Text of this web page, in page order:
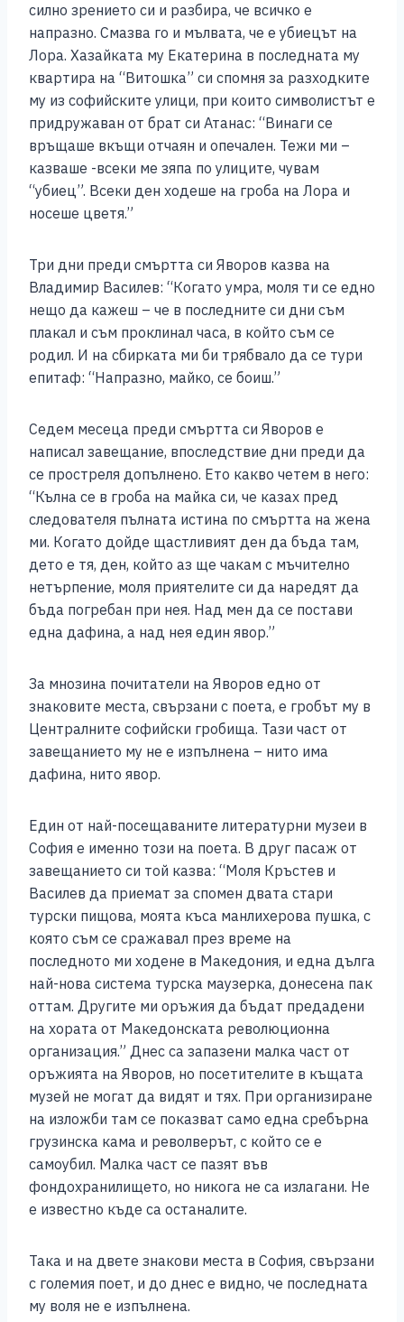
силно зрението си и разбира, че всичко е
напразно. Смазва го и мълвата, че е убиецът на
Лора. Хазайката му Екатерина в последната му
квартира на “Витошка” си спомня за разходките
му из софийските улици, при които символистът е
придружаван от брат си Атанас: “Винаги се
връщаше вкъщи отчаян и опечален. Тежи ми –
казваше -всеки ме зяпа по улиците, чувам
“убиец”. Всеки ден ходеше на гроба на Лора и
носеше цветя.”
Три дни преди смъртта си Яворов казва на
Владимир Василев: “Когато умра, моля ти се едно
нещо да кажеш – че в последните си дни съм
плакал и съм проклинал часа, в който съм се
родил. И на сбирката ми би трябвало да се тури
епитаф: “Напразно, майко, се боиш.”
Седем месеца преди смъртта си Яворов е
написал завещание, впоследствие дни преди да
се простреля допълнено. Ето какво четем в него:
“Кълна се в гроба на майка си, че казах пред
следователя пълната истина по смъртта на жена
ми. Когато дойде щастливият ден да бъда там,
дето е тя, ден, който аз ще чакам с мъчително
нетърпение, моля приятелите си да наредят да
бъда погребан при нея. Над мен да се постави
една дафина, а над нея един явор.”
За мнозина почитатели на Яворов едно от
знаковите места, свързани с поета, е гробът му в
Централните софийски гробища. Тази част от
завещанието му не е изпълнена – нито има
дафина, нито явор.
Един от най-посещаваните литературни музеи в
София е именно този на поета. В друг пасаж от
завещанието си той казва: “Моля Кръстев и
Василев да приемат за спомен двата стари
турски пищова, моята къса манлихерова пушка, с
която съм се сражавал през време на
последното ми ходене в Македония, и една дълга
най-нова система турска маузерка, донесена пак
оттам. Другите ми оръжия да бъдат предадени
на хората от Македонската революционна
организация.” Днес са запазени малка част от
оръжията на Яворов, но посетителите в къщата
музей не могат да видят и тях. При организиране
на изложби там се показват само една сребърна
грузинска кама и револверът, с който се е
самоубил. Малка част се пазят във
фондохранилището, но никога не са излагани. Не
е известно къде са останалите.
Така и на двете знакови места в София, свързани
с големия поет, и до днес е видно, че последната
му воля не е изпълнена.